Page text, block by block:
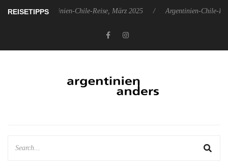
REISETIPPSArgentinien-Chile-Reise, März 2025 Argentinien-Chile-Reise,